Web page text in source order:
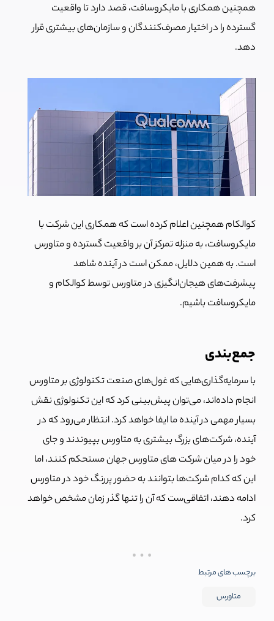
همچنین همکاری با مایکروسافت، قصد دارد تا واقعیت
گسترده را در اختیار مصرف‌کنندگان و سازمان‌های بیشتری قرار
دهد.
کوالکام همچنین اعلام کرده است که همکاری این شرکت با
مایکروسافت، به منزله تمرکز آن بر واقعیت گسترده و متاورس
است. به همین دلایل، ممکن است در آینده شاهد
پیشرفت‌های هیجان‌انگیزی در متاورس توسط کوالکام و
مایکروسافت باشیم.
جمع‌بندی
با سرمایه‌گذاری‌هایی که غول‌های صنعت تکنولوژی بر متاورس
انجام داده‌اند، می‌توان پیش‌بینی کرد که این تکنولوژی نقش
بسیار مهمی در آینده ما ایفا خواهد کرد. انتظار می‌رود که در
آینده،‌ شرکت‌های بزرگ بیشتری به متاورس بپیوندند و جای
خود را در میان شرکت های متاورس جهان مستحکم کنند، اما
این که کدام شرکت‌ها بتوانند به حضور پررنگ خود در متاورس
ادامه دهند، اتفاقی‌ست که آن را تنها گذر زمان مشخص خواهد
کرد.
برچسب های مرتبط
متاورس